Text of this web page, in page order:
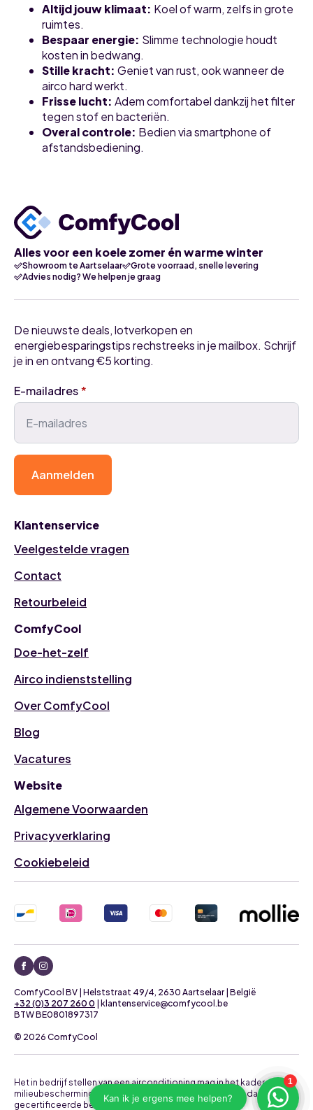
Altijd jouw klimaat: Koel of warm, zelfs in grote
ruimtes.
Bespaar energie: Slimme technologie houdt
kosten in bedwang.
Stille kracht: Geniet van rust, ook wanneer de
airco hard werkt.
Frisse lucht: Adem comfortabel dankzij het filter
tegen stof en bacteriën.
Overal controle: Bedien via smartphone of
afstandsbediening.
Alles voor een koele zomer én warme winter
Showroom te Aartselaar
Grote voorraad, snelle levering
Advies nodig? We helpen je graag
Klantenservice
Veelgestelde vragen
Contact
Retourbeleid
ComfyCool
Doe-het-zelf
Airco indienststelling
Over ComfyCool
Blog
Vacatures
Website
Algemene Voorwaarden
Privacyverklaring
Cookiebeleid
De nieuwste deals, lotverkopen en
energiebesparingstips rechstreeks in je mailbox. Schrijf
je in en ontvang €5 korting.
E-mailadres*
Aanmelden
© 2026 ComfyCool
+32 (0)3 207 260 0 | klantenservice@comfycool.be
BTW BE0801897317
ComfyCool BV | Helststraat 49/4, 2630 Aartselaar | België
Het in bedrijf stellen van een airconditioning mag in het kader van
milieubescherming uitsluitend uitgevoerd worden door daartoe
gecertificeerde bedrijven.Neem contact op voor een